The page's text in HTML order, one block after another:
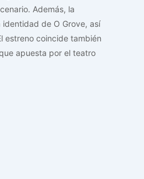
Además, la
de O Grove, así
estreno coincide también
apuesta por el teatro